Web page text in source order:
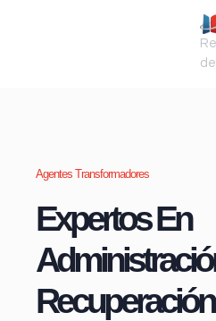
Agentes Transformadores
Expertos En